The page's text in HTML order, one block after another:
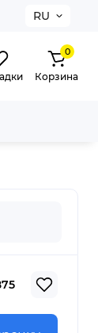
RU
0
Корзина